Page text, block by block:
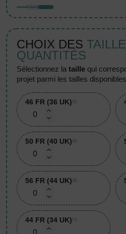
CHOIX DES
QUANTITÉS
sélectionnez lataille qui
projet parmi les tailles
46 FR (36 UK) (6)
50 FR (40 UK) (6)
56 FR (44 UK) (8)
44 FR (34 UK) (7)